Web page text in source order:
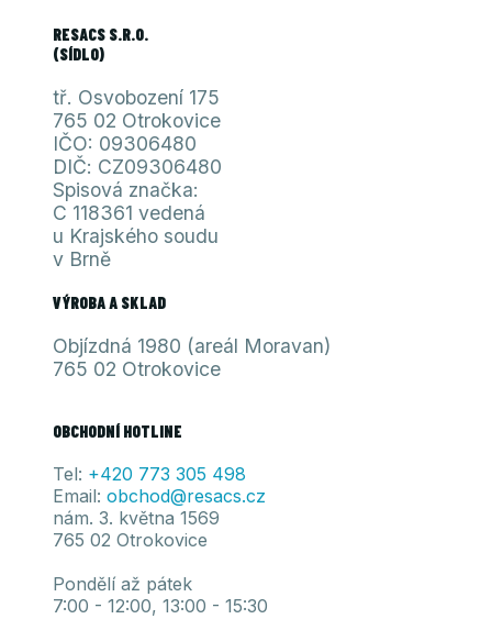
RESACS S.R.O.
(SÍDLO)
tř. Osvobození 175
765 02 Otrokovice
IČO: 09306480
DIČ: CZ09306480
Spisová značka:
C 118361 vedená
u Krajského soudu
v Brně
VÝROBA A SKLAD
Objízdná 1980 (areál Moravan)
765 02 Otrokovice
OBCHODNÍ HOTLINE
Tel: +420 773 305 498
Email: obchod@resacs.cz
nám. 3. května 1569
765 02 Otrokovice
Pondělí až pátek
7:00 - 12:00, 13:00 - 15:30